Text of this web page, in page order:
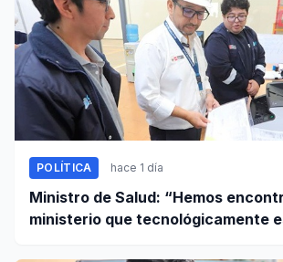
POLÍTICA hace 1 día
Ministro de Salud: “Hemos
ministerio que tecnológicamente